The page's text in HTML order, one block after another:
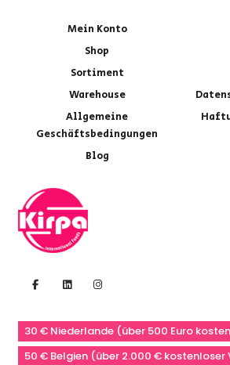
Mein Konto
Shop
Sortiment
Warehouse
Allgemeine
Geschäftsbedingungen
Blog
30 € Niederlande (über 500 Euro
50 € Belgien (über 2.000 € kostenloser